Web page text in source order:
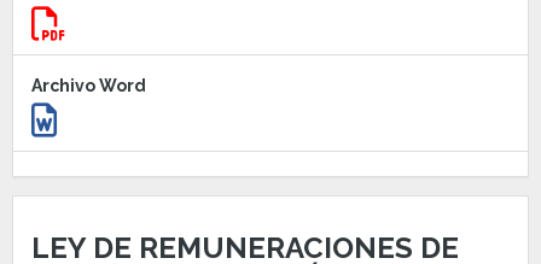
Archivo Word
LEY DE REMUNERACIONES DE